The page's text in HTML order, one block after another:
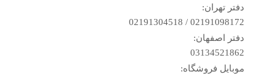
دفتر تهران:
02191098172 / 02191304518
دفتر اصفهان:
03134521862
موبایل فروشگاه: